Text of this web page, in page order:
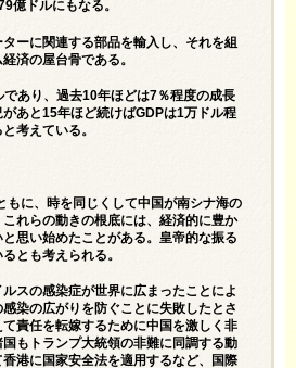
億ドルにもなる。
ーに関連する部品を輸入し、それを組
済の屋台骨である。
あり、過去10年ほどは7％程度の成長
あと15年ほど続けばGDPは1万ドル程
考えている。
に、時を同じくして中国が南シナ海の
れらの動きの根底には、経済的に豊か
思い始めたことがある。皇帝的な振る
とも考えられる。
スの感染症が世界に広まったことによ
染の広がりを防ぐことに失敗したとさ
責任を転嫁するために中国を激しく非
もトランプ大統領の非難に同調する動
港に国家安全法を適用するなど、国際